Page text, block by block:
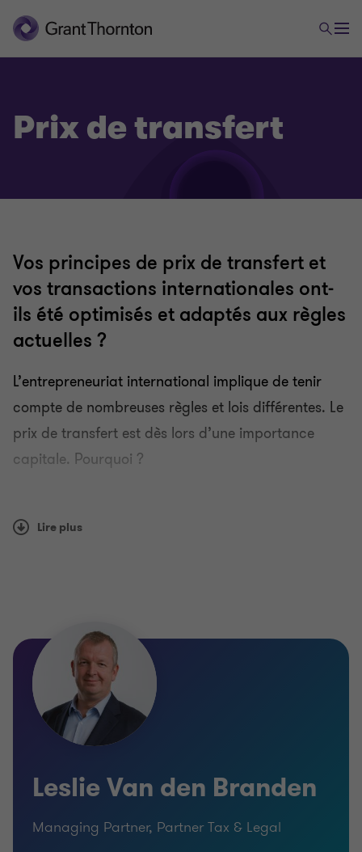
Tax
Impôt des sociétés
Fiscalité & TVA internationales
Compensation & benefits
Prix de transfert
Private client services
Prix de transfert
Vos principes de prix de transfert et
vos transactions internationales ont-
ils été optimisés et adaptés aux règles
actuelles ?
L’entrepreneuriat international implique de tenir
compte de nombreuses règles et lois différentes. Le
prix de transfert est dès lors d’une importance
capitale. Pourquoi ?
principes acceptés en droit international
Conséquences financières importantes en cas
de double imposition économique.
Tous ces éléments impliquent qu’il est essentiel pour
votre organisation de satisfaire à toutes les
obligations. Les litiges et les amendes résultant
d’une mauvaise politique de prix de transfert et/ou
de la non-conformité peuvent avoir d’importantes
conséquences financières.
Lire plus
Leslie Van den Branden
Managing Partner, Partner Tax & Legal